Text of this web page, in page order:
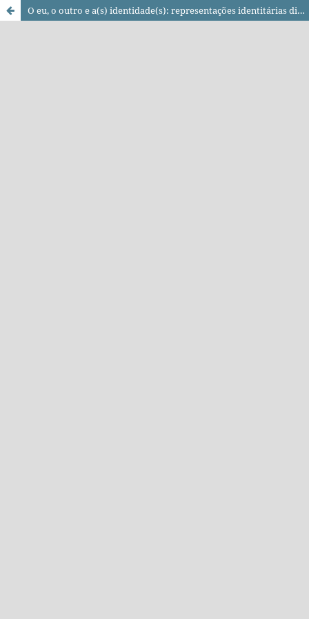
O eu, o outro e a(s) identidade(s): representações identitárias diante do personagem Chico Bento e implicações na Educação do Campo